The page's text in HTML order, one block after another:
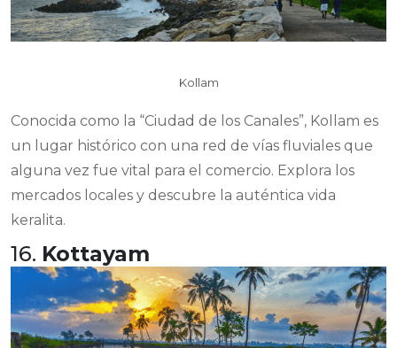
Kollam
Conocida como la “Ciudad de los Canales”, Kollam es
un lugar histórico con una red de vías fluviales que
alguna vez fue vital para el comercio. Explora los
mercados locales y descubre la auténtica vida
keralita.
16. Kottayam